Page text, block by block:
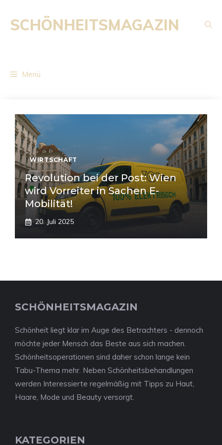
Inhalt
springen
SCHÖNHEITSMAGAZIN
Menü
WIRTSCHAFT
Revolution bei der Post: Wien
wird Vorreiter in Sachen E-
Mobilität!
20. Juli 2025
SCHÖNHEITSMAGAZIN
Schönheit liegt klar im Auge des Betrachters - dennoch
möchte jeder Mensch das Beste aus sich machen.
Schönheitsoperationen sind daher schon lange kein
Tabu-Thema mehr. Neben Schönheitsbehandlungen
werden Interessierte regelmäßig mit Tipps zu Haut,
Haare, Mode und Beauty versorgt.
KATEGORIEN